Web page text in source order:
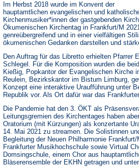
Im Herbst 2018 wurde im Konvent der
hauptamtlichen evangelischen und
Kirchenmusiker*innen der gastgebenden
Ökumenischen Kirchentag in Frankfurt/M
genreübergreifend und in einer vielfältigen
ökumenischen Gedanken darstellen und
Den Auftrag für das Libretto erhielten Pfarrer
Schlegel. Für die Komposition wurden die
Kießig, Popkantor der Evangelischen Kirche
Reulein, Bezirkskantor im Bistum Limburg,
Konzept eine interaktive Uraufführung unter
Republik vor. Als Ort dafür war das
Die Pandemie hat den 3. ÖKT als
Leitungsgremien des Kirchentages haben
Oratorium (mit Kürzungen) als konzertante
14. Mai 2021 zu streamen. Die Solistinnen
Begleitung der Neuen Philharmonie
Frankfurter Musikhochschule sowie Virtual
Domsingschule, einem Chor aus
Bläserensemble der EKHN getragen und